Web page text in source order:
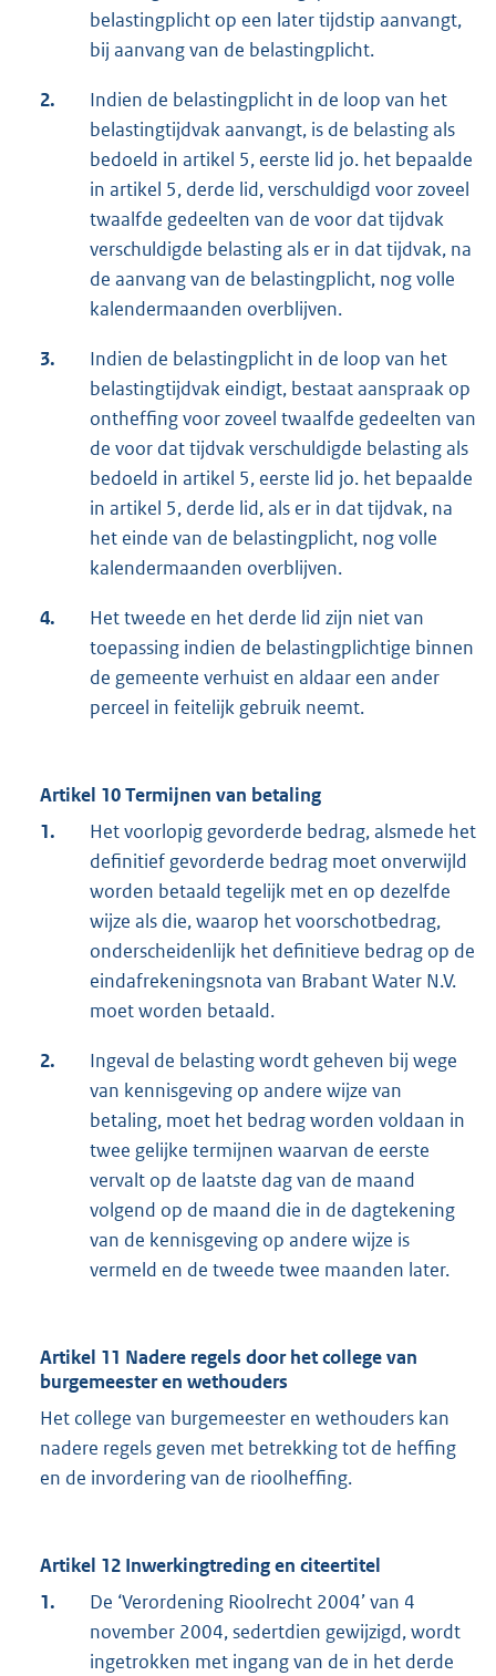
belastingplicht op een later tijdstip aanvangt,
bij aanvang van de belastingplicht.
2.
Indien de belastingplicht in de loop van het
belastingtijdvak aanvangt, is de belasting als
bedoeld in artikel 5, eerste lid jo. het bepaalde
in artikel 5, derde lid, verschuldigd voor zoveel
twaalfde gedeelten van de voor dat tijdvak
verschuldigde belasting als er in dat tijdvak, na
de aanvang van de belastingplicht, nog volle
kalendermaanden overblijven.
3.
Indien de belastingplicht in de loop van het
belastingtijdvak eindigt, bestaat aanspraak op
ontheffing voor zoveel twaalfde gedeelten van
de voor dat tijdvak verschuldigde belasting als
bedoeld in artikel 5, eerste lid jo. het bepaalde
in artikel 5, derde lid, als er in dat tijdvak, na
het einde van de belastingplicht, nog volle
kalendermaanden overblijven.
4.
Het tweede en het derde lid zijn niet van
toepassing indien de belastingplichtige binnen
de gemeente verhuist en aldaar een ander
perceel in feitelijk gebruik neemt.
Artikel 10 Termijnen van betaling
1.
Het voorlopig gevorderde bedrag, alsmede het
definitief gevorderde bedrag moet onverwijld
worden betaald tegelijk met en op dezelfde
wijze als die, waarop het voorschotbedrag,
onderscheidenlijk het definitieve bedrag op de
eindafrekeningsnota van Brabant Water N.V.
moet worden betaald.
2.
Ingeval de belasting wordt geheven bij wege
van kennisgeving op andere wijze van
betaling, moet het bedrag worden voldaan in
twee gelijke termijnen waarvan de eerste
vervalt op de laatste dag van de maand
volgend op de maand die in de dagtekening
van de kennisgeving op andere wijze is
vermeld en de tweede twee maanden later.
Artikel 11 Nadere regels door het college van
burgemeester en wethouders
Het college van burgemeester en wethouders kan
nadere regels geven met betrekking tot de heffing
en de invordering van de rioolheffing.
Artikel 12 Inwerkingtreding en citeertitel
1.
De ‘Verordening Rioolrecht 2004’ van 4
november 2004, sedertdien gewijzigd, wordt
ingetrokken met ingang van de in het derde